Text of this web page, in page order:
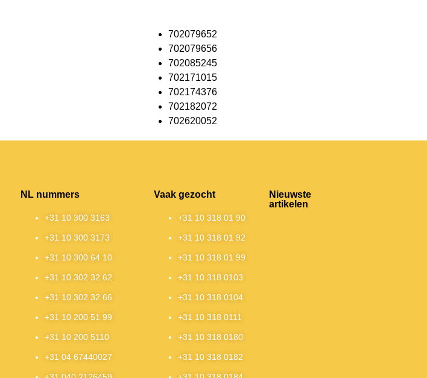
702079652
702079656
702085245
702171015
702174376
702182072
702620052
NL nummers
+31 10 300 3163
+31 10 300 3173
+31 10 300 64 10
+31 10 302 32 62
+31 10 302 32 66
+31 10 200 51 99
+31 10 200 5110
+31 04 67440027
Vaak gezocht
+31 10 318 01 90
+31 10 318 01 92
+31 10 318 01 99
+31 10 318 0103
+31 10 318 0104
+31 10 318 0111
+31 10 318 0180
+31 10 318 0182
Nieuwste
artikelen